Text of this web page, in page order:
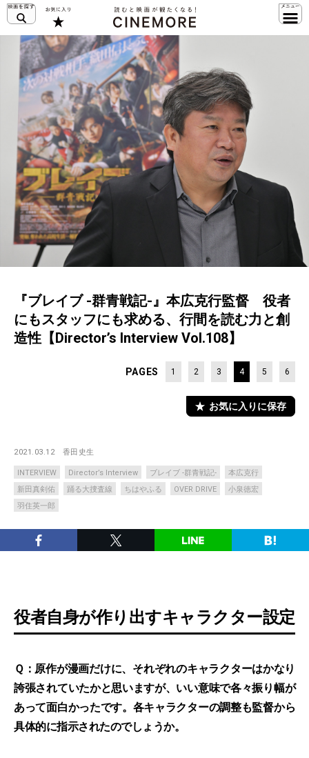
『ブレイブ -群青戦記-』本広克行監督 役者
にもスタッフにも求める、行間を読む力と創
造性【Director’s Interview Vol.108】
PAGES 1 2 3 4 5 6
お気に入りに保存
2021.03.12 香田史生
INTERVIEW Director’s Interview ブレイブ -群青戦記-
本広克行
新田真剣佑
踊る大捜査線 ちはやふる OVER DRIVE
小泉徳宏
羽住英一郎
役者自身が作り出すキャラクター設定
Ｑ：原作が漫画だけに、それぞれのキャラクターはかなり
誇張されていたかと思いますが、いい意味で各々振り幅が
あって面白かったです。各キャラクターの調整も監督から
具体的に指示されたのでしょうか。